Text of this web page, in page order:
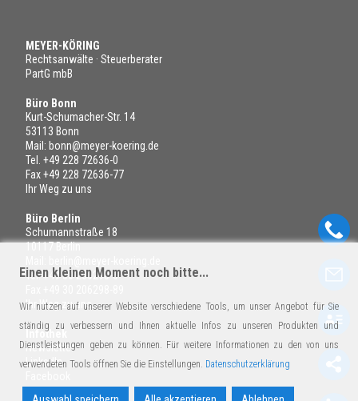
MEYER-KÖRING
Rechtsanwälte · Steuerberater
PartG mbB
Büro Bonn
Kurt-Schumacher-Str. 14
53113 Bonn
Mail: bonn@meyer-koering.de
Tel. +49 228 72636-0
Fax +49 228 72636-77
Ihr Weg zu uns
Büro Berlin
Schumannstraße 18
10117 Berlin
Tel.+49 30 206298-6
Ihr Weg zu uns
Infothek
Newsletter
LinkedIn
Einen kleinen Moment noch bitte...
Wir nutzen auf unserer Website verschiedene Tools, um unser Angebot für Sie
ständig zu verbessern und Ihnen aktuelle Infos zu unseren Produkten und
Dienstleistungen geben zu können. Für weitere Informationen zu den von uns
verwendeten Tools öffnen Sie die Einstellungen. Datenschutzerklärung